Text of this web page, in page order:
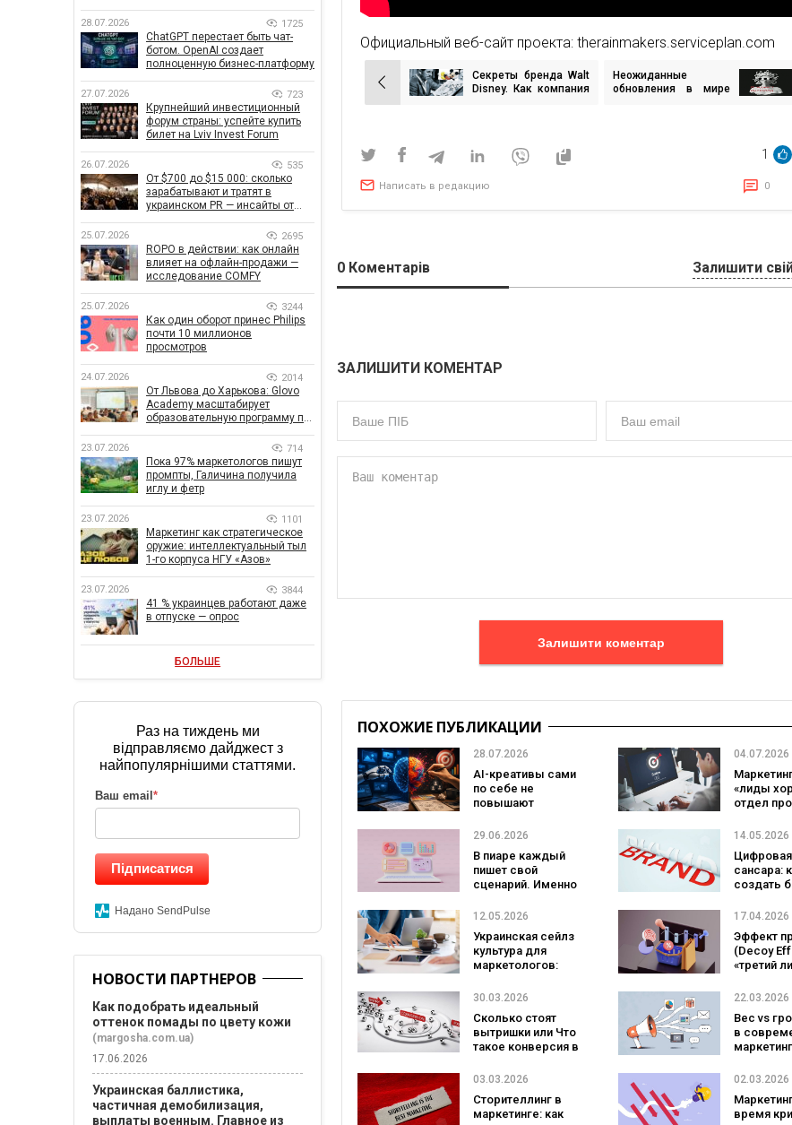
Официальный веб-сайт проекта: therainmakers.serviceplan.com
Навигация
по
Секреты бренда Walt
Disney. Как компания
Неожиданные
обновления в мире
1
Написать в редакцию 0
0 Коментарів Залишити
ЗАЛИШИТИ КОМЕНТАР
Залишити коментар
ПОХОЖИЕ ПУБЛИКАЦИИ
28.07.2026
AI-креативы сами
по себе не
повышают
рекламы:
показало, что на
самом деле
влияет на
кампаний
04.07.2026
«лиды
отдел
самом
29.06.2026
В пиаре каждый
пишет свой
сценарий. Именно
остаются надолго
14.05.2026
Цифровая
сансара:
создать
12.05.2026
Украинская сейлз
культура для
маркетологов:
и активных
17.04.2026
Эффект
(Decoy
«третий
покупать
30.03.2026
Сколько стоят
вытришки или Что
такое конверсия в
22.03.2026
Вес vs
в
03.03.2026
Сторителлинг в
маркетинге: как
02.03.2026
время
28.07.2026 1725
ChatGPT перестает быть чат-
ботом. OpenAI создает
полноценную бизнес-платформу
27.07.2026 723
Крупнейший инвестиционный
форум страны: успейте купить
билет на Lviv Invest Forum
26.07.2026 535
От $700 до $15 000: сколько
зарабатывают и тратят в
украинском PR — инсайты от
25.07.2026 2695
ROPO в действии: как онлайн
влияет на офлайн-продажи —
исследование COMFY
25.07.2026 3244
Как один оборот принес Philips
почти 10 миллионов
просмотров
24.07.2026 2014
От Львова до Харькова: Glovo
Academy масштабирует
образовательную программу по
23.07.2026 714
Пока 97% маркетологов пишут
промпты, Галичина получила
иглу и фетр
23.07.2026 1101
Маркетинг как стратегическое
оружие: интеллектуальный тыл
1-го корпуса НГУ «Азов»
23.07.2026 3844
41 % украинцев работают даже
в отпуске — опрос
БОЛЬШЕ
Раз на тиждень ми
відправляємо дайджест з
найпопулярнішими статтями.
Ваш email *
Підписатися
Надано SendPulse
НОВОСТИ ПАРТНЕРОВ
Как подобрать идеальный
оттенок помады по цвету кожи
(margosha.com.ua)
17.06.2026
Украинская баллистика,
частичная демобилизация,
выплаты военным. Главное из